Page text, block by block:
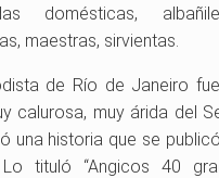
domésticas,
maestras, sirvientas.
de Río de Janeiro
calurosa, muy árida del
una historia que se
Lo tituló “Angicos 40